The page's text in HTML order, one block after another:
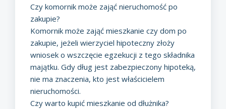
Czy komornik może zająć nieruchomość po
zakupie?
Komornik może zająć mieszkanie czy dom po
zakupie, jeżeli wierzyciel hipoteczny złoży
wniosek o wszczęcie egzekucji z tego składnika
majątku. Gdy dług jest zabezpieczony hipoteką,
nie ma znaczenia, kto jest właścicielem
nieruchomości.
Czy warto kupić mieszkanie od dłużnika?